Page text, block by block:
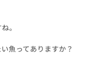
。
魚ってありますか？